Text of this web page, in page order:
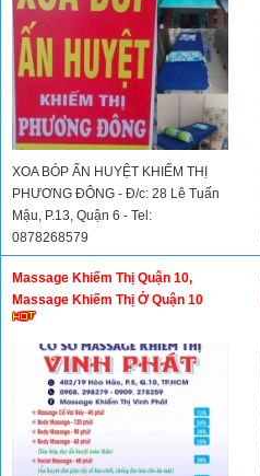
XOA BÓP ẤN HUYỆT KHIẾM THỊ
PHƯƠNG ĐÔNG - Đ/c: 28 Lê Tuấn
Mậu, P.13, Quận 6 - Tel:
0878268579
Massage Khiếm Thị Quận 10,
Massage Khiếm Thị Ở Quận 10